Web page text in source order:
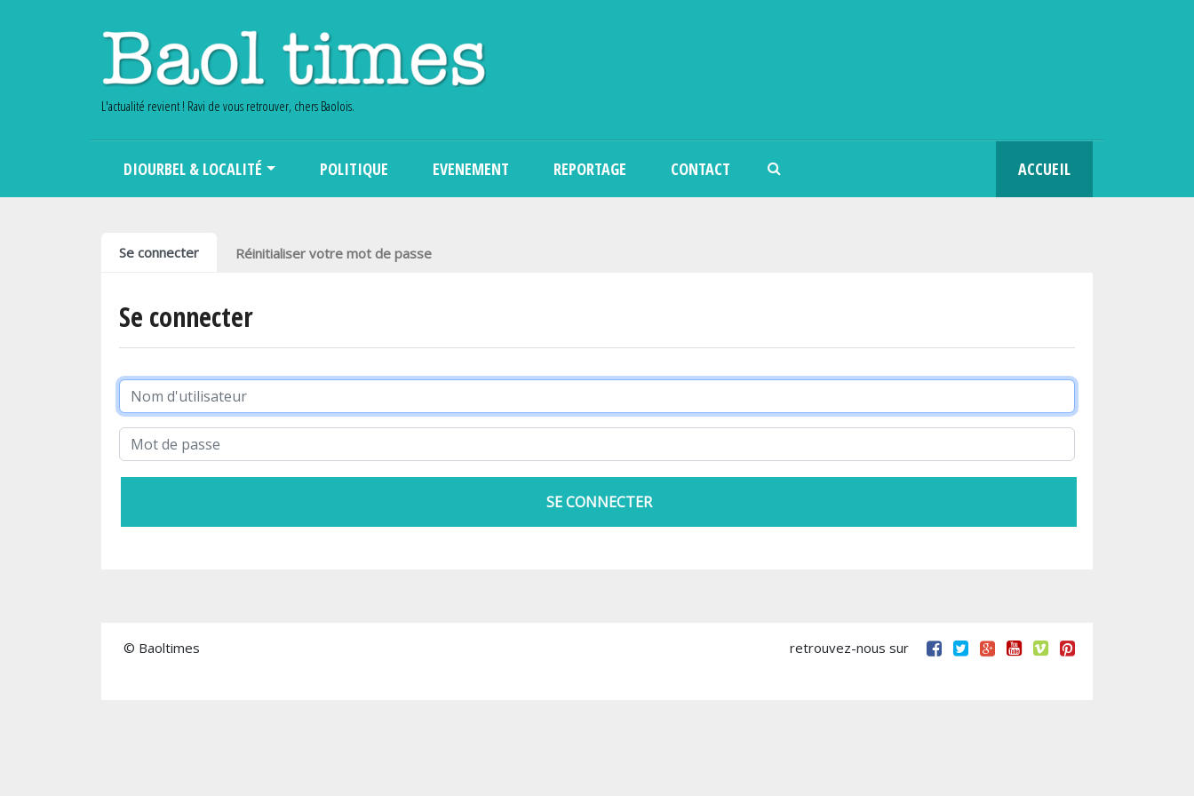
L'actualité revient ! Ravi de vous retrouver, chers Baolois.
DIOURBEL & LOCALITÉ POLITIQUE EVENEMENT REPORTAGE CONTACT ACCUEIL
Onglets principaux
Se connecter Réinitialiser votre mot de passe
Se connecter
© Baoltimes retrouvez-nous sur